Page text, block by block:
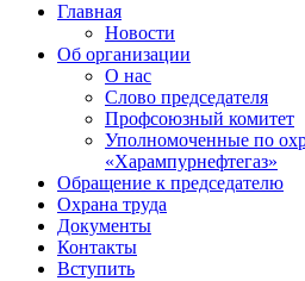
Главная
Новости
Об организации
О нас
Слово председателя
Профсоюзный комитет
Уполномоченные по
«Харампурнефтегаз»
Обращение к председателю
Охрана труда
Документы
Контакты
Вступить